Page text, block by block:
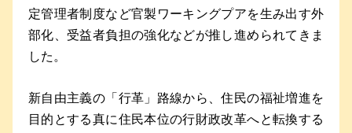
定管理者制度など官製ワーキングプアを生み出す外
部化、受益者負担の強化などが推し進められてきま
した。
新自由主義の「行革」路線から、住民の福祉増進を
目的とする真に住民本位の行財政改革へと転換する